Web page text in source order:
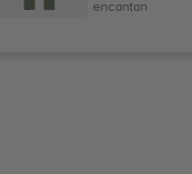
encantan